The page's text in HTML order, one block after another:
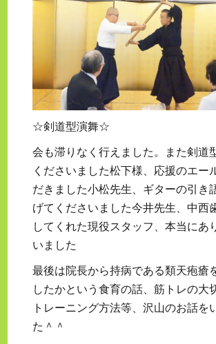
☆剣道型演舞☆
会も滞りなく行えました。また剣道
くださいました松下様、応援のエー
だきました小松先生、ギターの引き
げてくださいました今井先生、中西
してくれた現役スタッフ、本当にあ
いました
最後は院長から持病である類天疱瘡
したかという食育の話、筋トレの大
トレーニング方法等、沢山のお話を
た＾＾